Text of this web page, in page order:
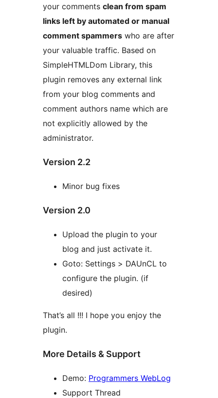
your comments clean from spam
links left by automated or manual
comment spammers who are after
your valuable traffic. Based on
SimpleHTMLDom Library, this
plugin removes any external link
from your blog comments and
comment authors name which are
not explicitly allowed by the
administrator.
Version 2.2
Minor bug fixes
Version 2.0
Upload the plugin to your
blog and just activate it.
Goto: Settings > DAUnCL to
configure the plugin. (if
desired)
That’s all !!! I hope you enjoy the
plugin.
More Details & Support
Demo: Programmers WebLog
Support Thread